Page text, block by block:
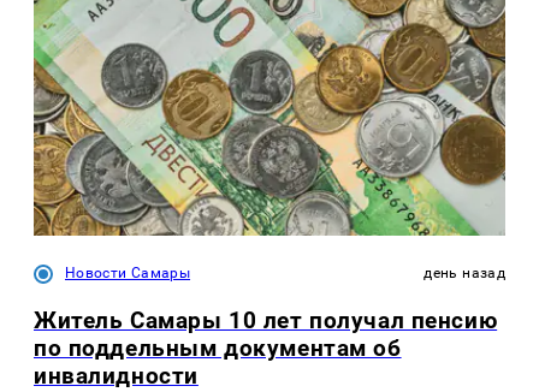
Новости Самары день назад
Житель Самары 10 лет получал пенсию
по поддельным документам об
инвалидности